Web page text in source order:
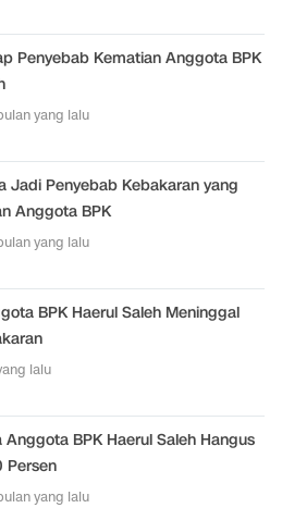
Penyebab Kematian Anggota BPK
yang lalu
Jadi Penyebab Kebakaran yang
Anggota BPK
yang lalu
BPK Haerul Saleh Meninggal
lalu
Anggota BPK Haerul Saleh Hangus
Persen
yang lalu